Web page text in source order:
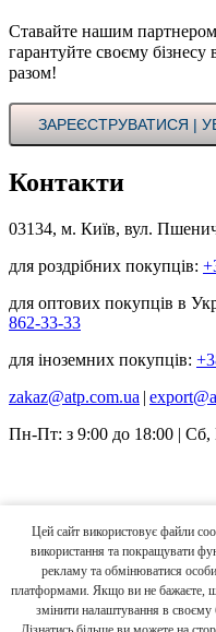
Цей сайт використовує файли
використання та покращувати
рекламу та обмінюватися
платформами. Якщо ви не бажаєте,
змінити налаштування в своєму
Ставайте нашим партнером
гарантуйте своєму бізнесу
разом!
ЗАРЕЄСТРУВАТИСЯ |
Контакти
03134, м. Київ, вул.
для роздрібних покупців:
для оптових покупців в
862-33-33
для іноземних покупців:
zakaz@atp.com.ua |
Пн-Пт: з 9:00 до 18:00 | Сб,